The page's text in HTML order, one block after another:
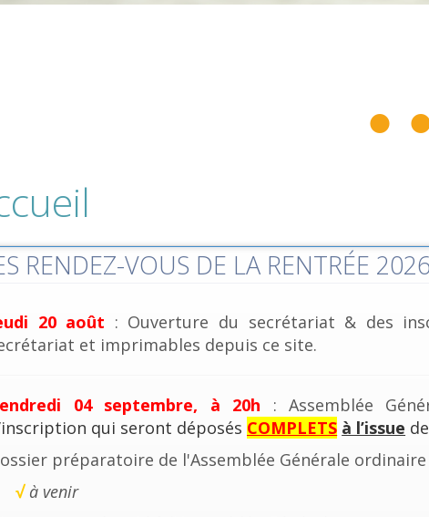
RENDEZ-VOUS DE LA RENTRÉE
20 août : Ouverture du secrétariat & des
et imprimables depuis ce site.
04 septembre, à 20h : Assemblée
qui seront déposés COMPLETS à l’issue
préparatoire de l'Assemblée Générale ordinaire
√ à venir